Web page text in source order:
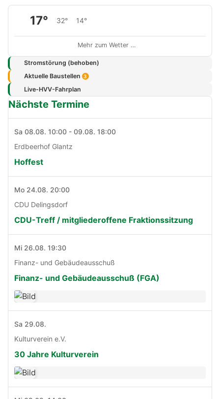
17° 32° 14°
Mehr zum Wetter …
Stromstörung (behoben)
Aktuelle Baustellen 3
Live-HVV-Fahrplan
Nächste Termine
Sa 08.08. 10:00 - 09.08. 18:00
Erdbeerhof Glantz
Hoffest
Mo 24.08. 20:00
CDU Delingsdorf
CDU-Treff / mitgliederoffene Fraktionssitzung
Mi 26.08. 19:30
Finanz- und Gebäudeausschuß
Finanz- und Gebäudeausschuß (FGA)
Sa 29.08.
Kulturverein e.V.
30 Jahre Kulturverein